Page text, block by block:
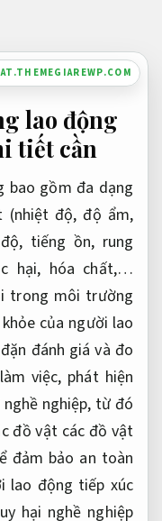
lao động
tiết cần
bao gồm đa dạng
độ, độ ẩm,
tiếng ồn, rung
hại, hóa chất,…
trong môi trường
của người lao
đánh giá và đo
việc, phát hiện
nghiệp, từ đó
đồ vật các đồ vật
đảm bảo an toàn
lao động tiếp xúc
hại nghề nghiệp